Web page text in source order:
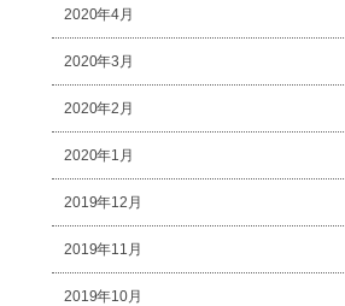
2020年4月
2020年3月
2020年2月
2020年1月
2019年12月
2019年11月
2019年10月